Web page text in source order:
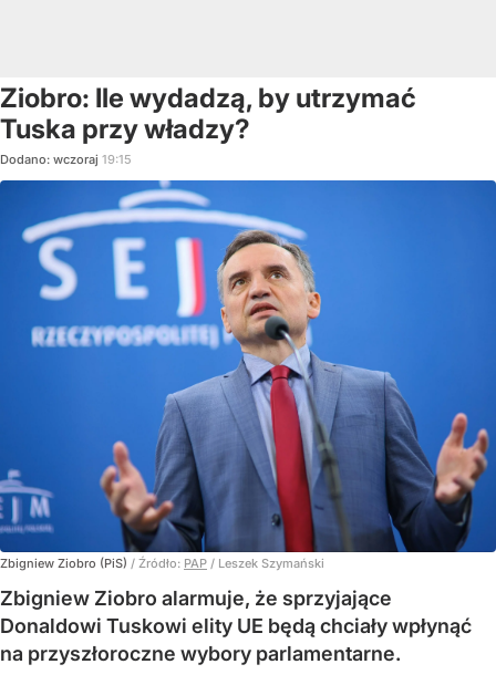
Ziobro: Ile wydadzą, by utrzymać
Tuska przy władzy?
Dodano: wczoraj 19:15
Zbigniew Ziobro (PiS) / Źródło: PAP / Leszek Szymański
Zbigniew Ziobro alarmuje, że sprzyjające
Donaldowi Tuskowi elity UE będą chciały wpłynąć
na przyszłoroczne wybory parlamentarne.